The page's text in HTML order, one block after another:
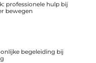
professionele hulp bij
bewegen
begeleiding bij